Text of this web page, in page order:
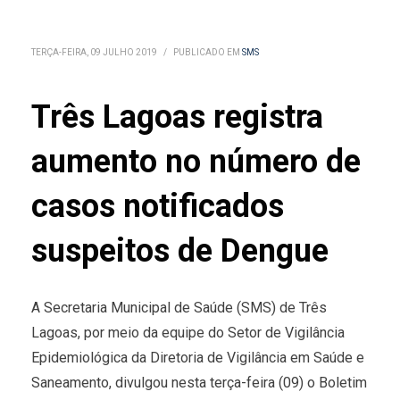
TERÇA-FEIRA, 09 JULHO 2019 / PUBLICADO EM SMS
Três Lagoas registra
aumento no número de
casos notificados
suspeitos de Dengue
A Secretaria Municipal de Saúde (SMS) de Três
Lagoas, por meio da equipe do Setor de Vigilância
Epidemiológica da Diretoria de Vigilância em Saúde e
Saneamento, divulgou nesta terça-feira (09) o Boletim